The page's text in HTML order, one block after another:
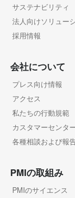
サステナビリティ
法人向けソリュー
採用情報
会社について
プレス向け情報
アクセス
私たちの行動規範
カスタマーセンタ
各種相談および報
PMIの取組み
PMIのサイエンス